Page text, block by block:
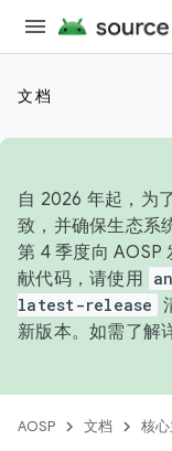
文档
自 2026 年起，为
致，并确保生态系
第 4 季度向 AOSP
献代码，请使用
latest-release
新版本。如需了解
AOSP 文档 核